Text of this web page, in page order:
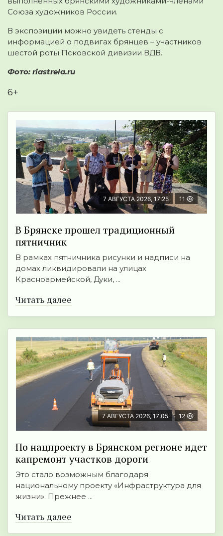
Союза художников России.
В экспозиции можно увидеть стенды с
информацией о подвигах брянцев – участников
шестой роты Псковской дивизии ВДВ.
Фото: riastrela.ru
6+
7 АВГУСТА 2026, 17:25 11
В Брянске прошел традиционный
пятничник
В рамках пятничника рисунки и надписи на
домах ликвидировали на улицах
Красноармейской, Дуки, ...
Читать далее
7 АВГУСТА 2026, 17:05 12
По нацпроекту в Брянском регионе идет
капремонт участков дороги
Это стало возможным благодаря
национальному проекту «Инфраструктура для
жизни». Прежнее ...
Читать далее